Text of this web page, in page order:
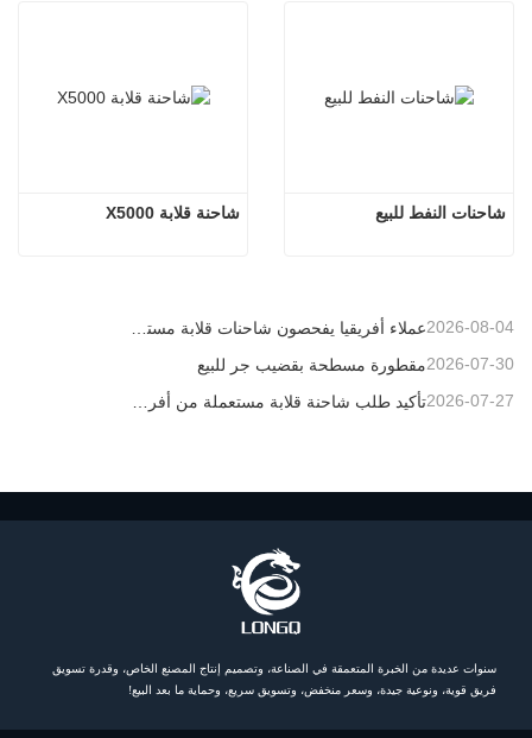
شاحنة قلابة X5000 شاحنات النفط للبيع
2026-08-04
مقطورة مسطحة بقضيب جر للبيع2026-07-30
تأكيد طلب شاحنة قلابة مستعملة من أفريقيا 2026-07-27
سنوات عديدة من الخبرة المتعمقة في الصناعة، وتصميم إنتاج المصنع الخاص، وقدرة تسويق
فريق قوية، ونوعية جيدة، وسعر منخفض، وتسويق سريع، وحماية ما بعد البيع!